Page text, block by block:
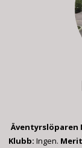
Äventyrslöparen
Klubb: Ingen.